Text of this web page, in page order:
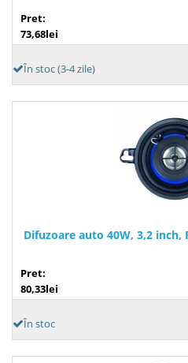
Pret:
73,68lei
În stoc (3-4 zile)
Difuzoare auto 40W, 3,2 inch,
Pret:
80,33lei
În stoc